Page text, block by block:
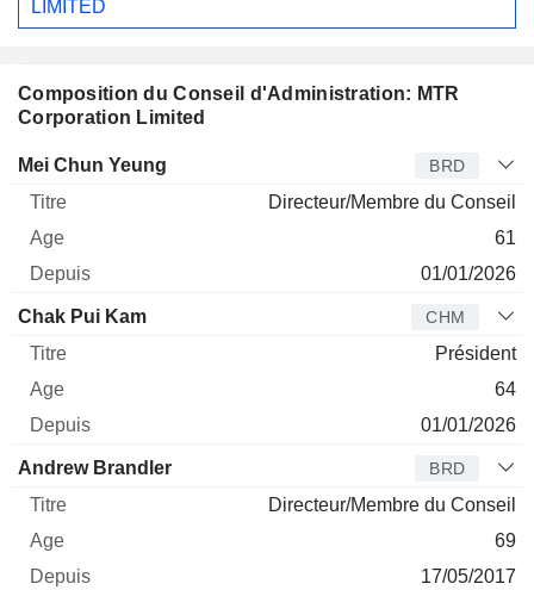
LIMITED
Composition du Conseil d'Administration: MTR
Corporation Limited
Administrateur Titre
Mei Chun Yeung BRD
Directeur/Membre du Conseil
61
01/01/2026
Chak Pui Kam CHM
Président
64
01/01/2026
Andrew Brandler BRD
Directeur/Membre du Conseil
69
17/05/2017